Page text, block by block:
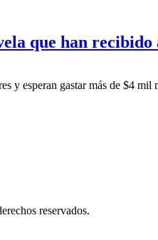
que han
y esperan gastar más de $4
reservados.